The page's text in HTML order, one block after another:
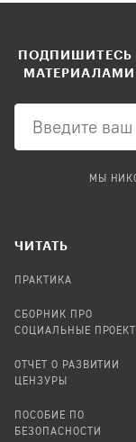
ПОДПИШИТЕСЬ
МЫ
ЧИТАТЬ
ПРАКТИКА
СБОРНИК ПРО
СОЦИАЛЬНЫЕ
ОТЧЕТ О РАЗВИТИИ
ЦЕНЗУРЫ
ПОСОБИЕ ПО
БЕЗОПАСНОСТИ